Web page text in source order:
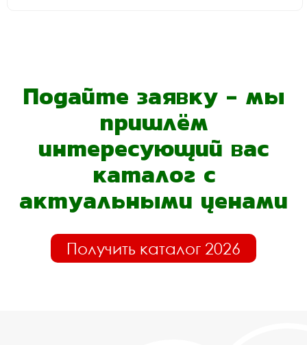
Подайте заявку - мы
пришлём
интересующий вас
каталог с
актуальными ценами
Получить каталог 2026